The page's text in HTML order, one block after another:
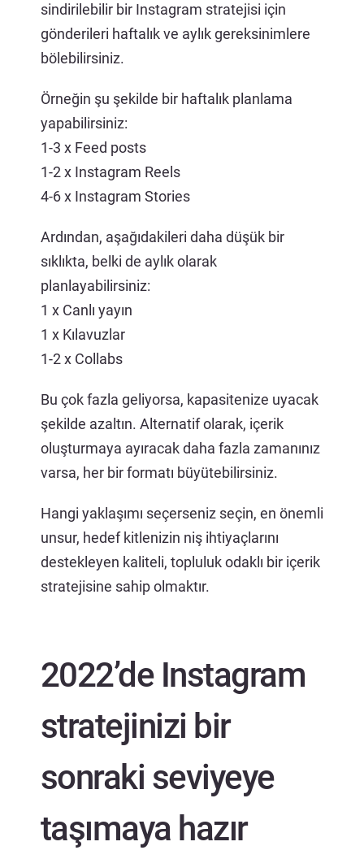
sindirilebilir bir Instagram stratejisi için
gönderileri haftalık ve aylık gereksinimlere
bölebilirsiniz.
Örneğin şu şekilde bir haftalık planlama
yapabilirsiniz:
1-3 x Feed posts
1-2 x Instagram Reels
4-6 x Instagram Stories
Ardından, aşağıdakileri daha düşük bir
sıklıkta, belki de aylık olarak
planlayabilirsiniz:
1 x Canlı yayın
1 x Kılavuzlar
1-2 x Collabs
Bu çok fazla geliyorsa, kapasitenize uyacak
şekilde azaltın. Alternatif olarak, içerik
oluşturmaya ayıracak daha fazla zamanınız
varsa, her bir formatı büyütebilirsiniz.
Hangi yaklaşımı seçerseniz seçin, en önemli
unsur, hedef kitlenizin niş ihtiyaçlarını
destekleyen kaliteli, topluluk odaklı bir içerik
stratejisine sahip olmaktır.
2022’de Instagram
stratejinizi bir
sonraki seviyeye
taşımaya hazır